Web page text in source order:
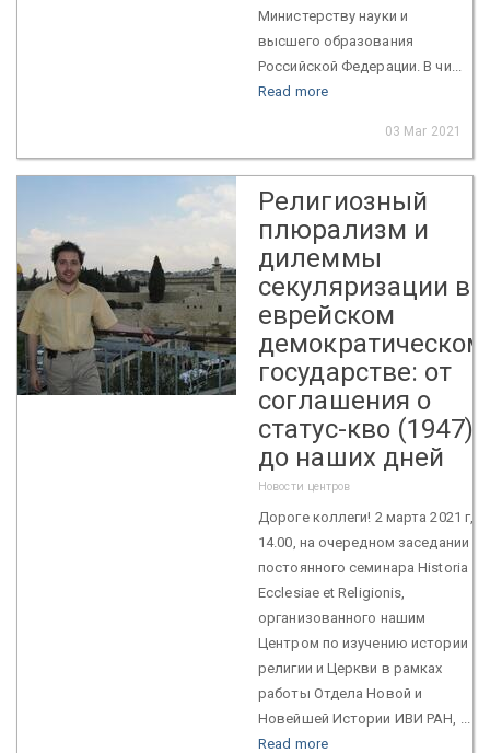
Министерству науки и
высшего образования
Российской Федерации. В чи...
Read more
03 Mar 2021
Религиозный
плюрализм и
дилеммы
секуляризации в
еврейском
демократическом
государстве: от
соглашения о
статус-кво (1947)
до наших дней
Новости центров
Дороге коллеги! 2 марта 2021 г, в
14.00, на очередном заседании
постоянного семинара Historia
Ecclesiae et Religionis,
организованного нашим
Центром по изучению истории
религии и Церкви в рамках
работы Отдела Новой и
Новейшей Истории ИВИ РАН, ...
Read more